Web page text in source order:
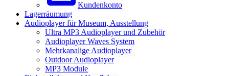
Kundenkonto
Lagerräumung
Audioplayer für Museum, Ausstellung
Ultra MP3 Audioplayer und Zubehör
Audioplayer Waves System
Mehrkanalige Audioplayer
Outdoor Audioplayer
MP3 Module